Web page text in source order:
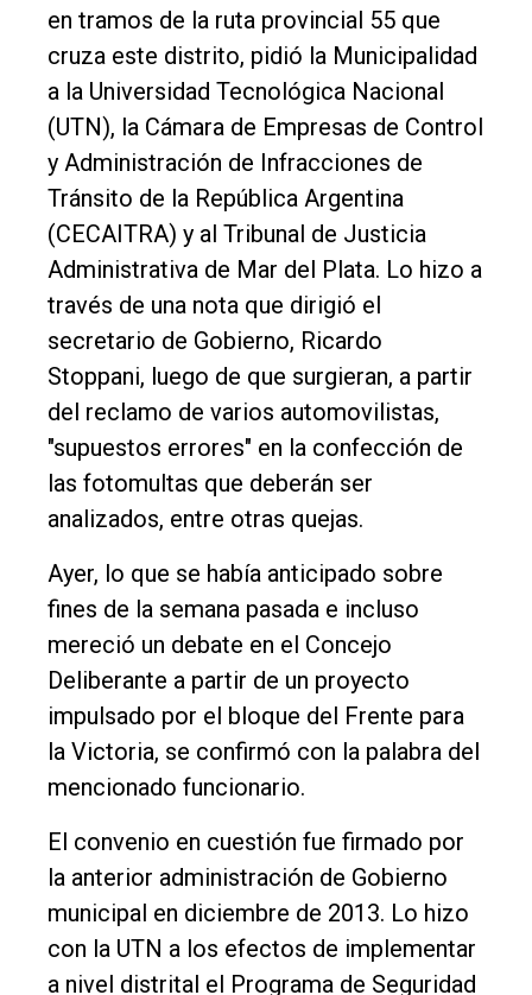
Rural
Deportes
Fúnebres
Edición
Empresa
Nosotros
Contacto
en tramos de la ruta provincial 55 que
cruza este distrito, pidió la Municipalidad
a la Universidad Tecnológica Nacional
(UTN), la Cámara de Empresas de Control
y Administración de Infracciones de
Tránsito de la República Argentina
(CECAITRA) y al Tribunal de Justicia
Administrativa de Mar del Plata. Lo hizo a
través de una nota que dirigió el
secretario de Gobierno, Ricardo
Stoppani, luego de que surgieran, a partir
del reclamo de varios automovilistas,
"supuestos errores" en la confección de
las fotomultas que deberán ser
analizados, entre otras quejas.
Ayer, lo que se había anticipado sobre
fines de la semana pasada e incluso
mereció un debate en el Concejo
Deliberante a partir de un proyecto
impulsado por el bloque del Frente para
la Victoria, se confirmó con la palabra del
mencionado funcionario.
El convenio en cuestión fue firmado por
la anterior administración de Gobierno
municipal en diciembre de 2013. Lo hizo
con la UTN a los efectos de implementar
a nivel distrital el Programa de Seguridad